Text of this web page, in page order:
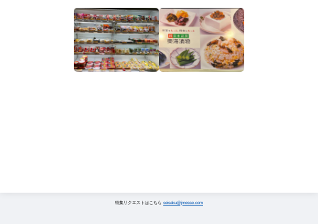
特集リクエストはこちら seisaku@jmesse.com